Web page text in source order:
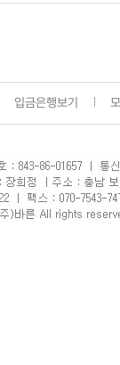
입금은행보기